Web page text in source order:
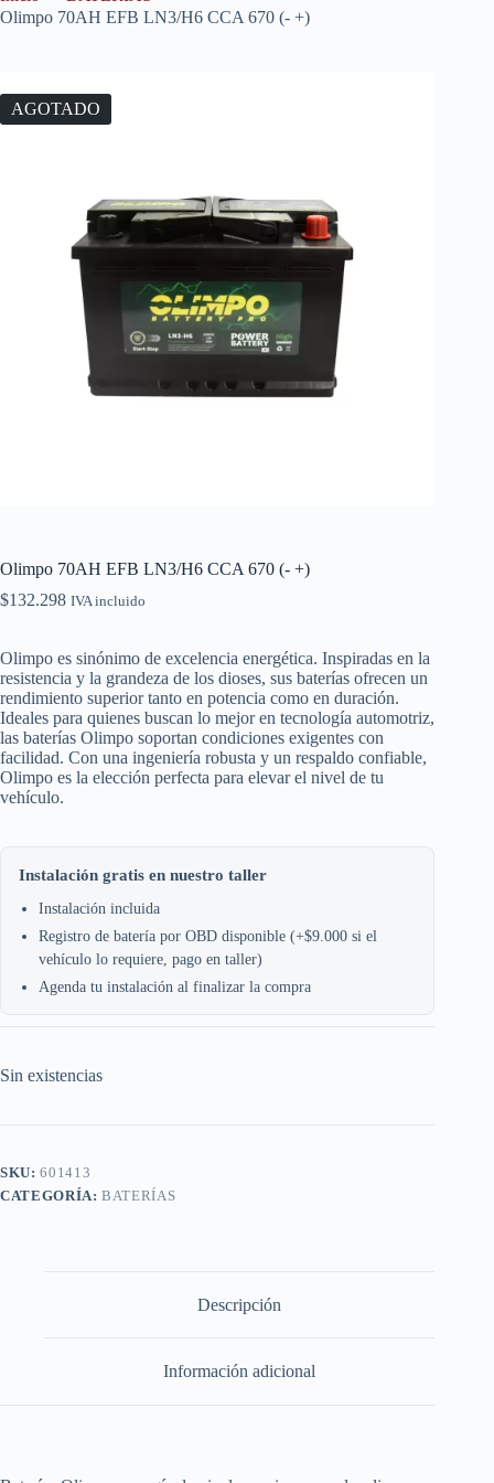
Olimpo 70AH EFB LN3/H6 CCA 670 (- +)
AGOTADO
Olimpo 70AH EFB LN3/H6 CCA 670 (- +)
$132.298 IVA incluido
Olimpo es sinónimo de excelencia energética. Inspiradas en la
resistencia y la grandeza de los dioses, sus baterías ofrecen un
rendimiento superior tanto en potencia como en duración.
Ideales para quienes buscan lo mejor en tecnología automotriz,
las baterías Olimpo soportan condiciones exigentes con
facilidad. Con una ingeniería robusta y un respaldo confiable,
Olimpo es la elección perfecta para elevar el nivel de tu
vehículo.
Instalación gratis en nuestro taller
Instalación incluida
Registro de batería por OBD disponible (+$9.000 si el
vehículo lo requiere, pago en taller)
Agenda tu instalación al finalizar la compra
Sin existencias
SKU:601413
CATEGORÍA:BATERÍAS
Descripción
Información adicional